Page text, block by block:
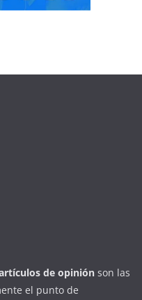
de opinión son las
el punto de